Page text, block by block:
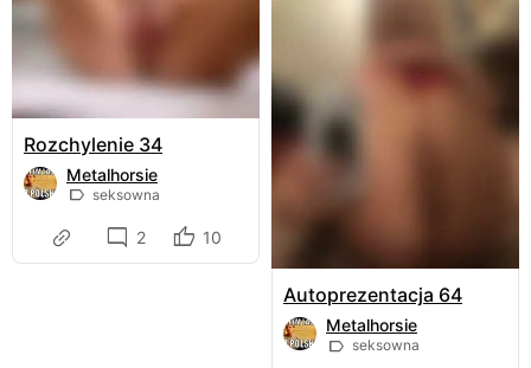
Rozchylenie 34
Metalhorsie
seksowna
2 10
Autoprezentacja 64
Metalhorsie
seksowna